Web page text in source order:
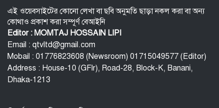
এই ওয়েবসাইটের কোনো লেখা বা ছবি অনুমতি ছাড়া নকল করা বা অন্য
কোথাও প্রকাশ করা সম্পূর্ণ বেআইনি
Editor : MOMTAJ HOSSAIN LIPI
Email : qtvltd@gmail.com
Mobail : 01776823608 (Newsroom) 01715049577 (Editor)
Address : House-10 (GFlr), Road-28, Block-K, Banani,
Dhaka-1213